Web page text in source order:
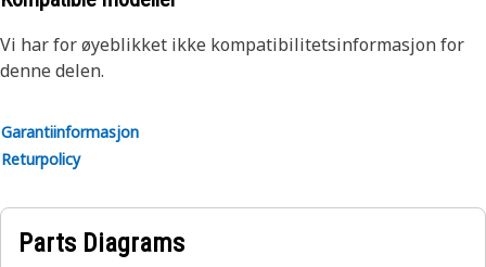
Vi har for øyeblikket ikke kompatibilitetsinformasjon for
denne delen.
Garantiinformasjon
Returpolicy
Parts Diagrams